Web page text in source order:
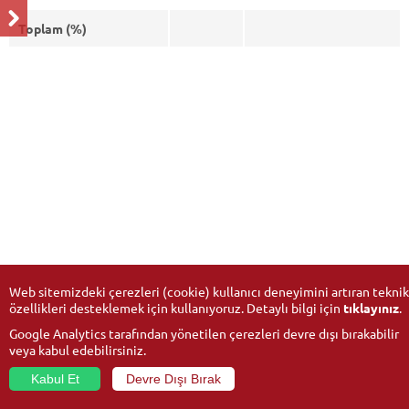
Toplam (%)
Web sitemizdeki çerezleri (cookie) kullanıcı deneyimini artıran teknik
özellikleri desteklemek için kullanıyoruz. Detaylı bilgi için tıklayınız.
Google Analytics tarafından yönetilen çerezleri devre dışı bırakabilir
veya kabul edebilirsiniz.
Kabul Et
Devre Dışı Bırak
© 2026Anadolu Üniversitesi- Tüm hakları saklıdır.